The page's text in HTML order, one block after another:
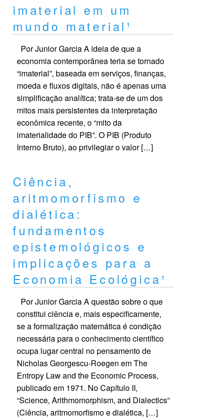
imaterial em um
mundo material¹
Por Junior Garcia A ideia de que a
economia contemporânea teria se tornado
“imaterial”, baseada em serviços, finanças,
moeda e fluxos digitais, não é apenas uma
simplificação analítica; trata-se de um dos
mitos mais persistentes da interpretação
econômica recente, o “mito da
imaterialidade do PIB”. O PIB (Produto
Interno Bruto), ao privilegiar o valor […]
Ciência,
aritmomorfismo e
dialética:
fundamentos
epistemológicos e
implicações para a
Economia Ecológica¹
Por Junior Garcia A questão sobre o que
constitui ciência e, mais especificamente,
se a formalização matemática é condição
necessária para o conhecimento científico
ocupa lugar central no pensamento de
Nicholas Georgescu-Roegen em The
Entropy Law and the Economic Process,
publicado em 1971. No Capítulo II,
“Science, Arithmomorphism, and Dialectics”
(Ciência, aritmomorfismo e dialética, […]